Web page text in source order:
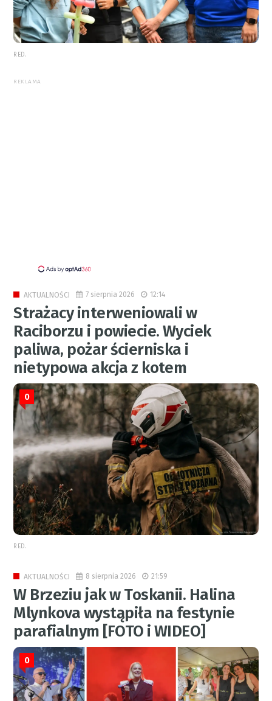
RED.
REKLAMA
AKTUALNOŚCI 7 sierpnia 2026 12:14
Strażacy interweniowali w
Raciborzu i powiecie. Wyciek
paliwa, pożar ścierniska i
nietypowa akcja z kotem
0
RED.
AKTUALNOŚCI 8 sierpnia 2026 21:59
W Brzeziu jak w Toskanii. Halina
Mlynkova wystąpiła na festynie
parafialnym [FOTO i WIDEO]
0